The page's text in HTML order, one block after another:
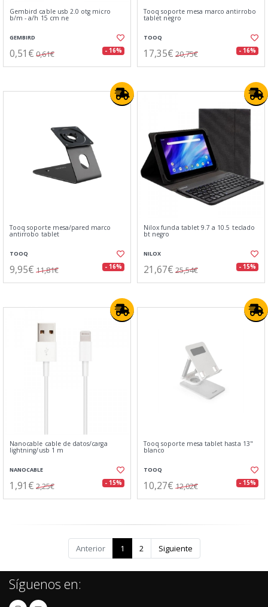
Gembird cable usb 2.0 otg micro
b/m - a/h 15 cm ne
GEMBIRD
0,51€ 0,61€ - 16%
Tooq soporte mesa marco antirrobo
tablet negro
TOOQ
17,35€ 20,75€ - 16%
Tooq soporte mesa/pared marco
antirrobo tablet
TOOQ
9,95€ 11,81€ - 16%
Nilox funda tablet 9.7 a 10.5 teclado
bt negro
NILOX
21,67€ 25,54€ - 15%
Nanocable cable de datos/carga
lightning/usb 1 m
NANOCABLE
1,91€ 2,25€ - 15%
Tooq soporte mesa tablet hasta 13"
blanco
TOOQ
10,27€ 12,02€ - 15%
Anterior 1 2 Siguiente
Síguenos en: